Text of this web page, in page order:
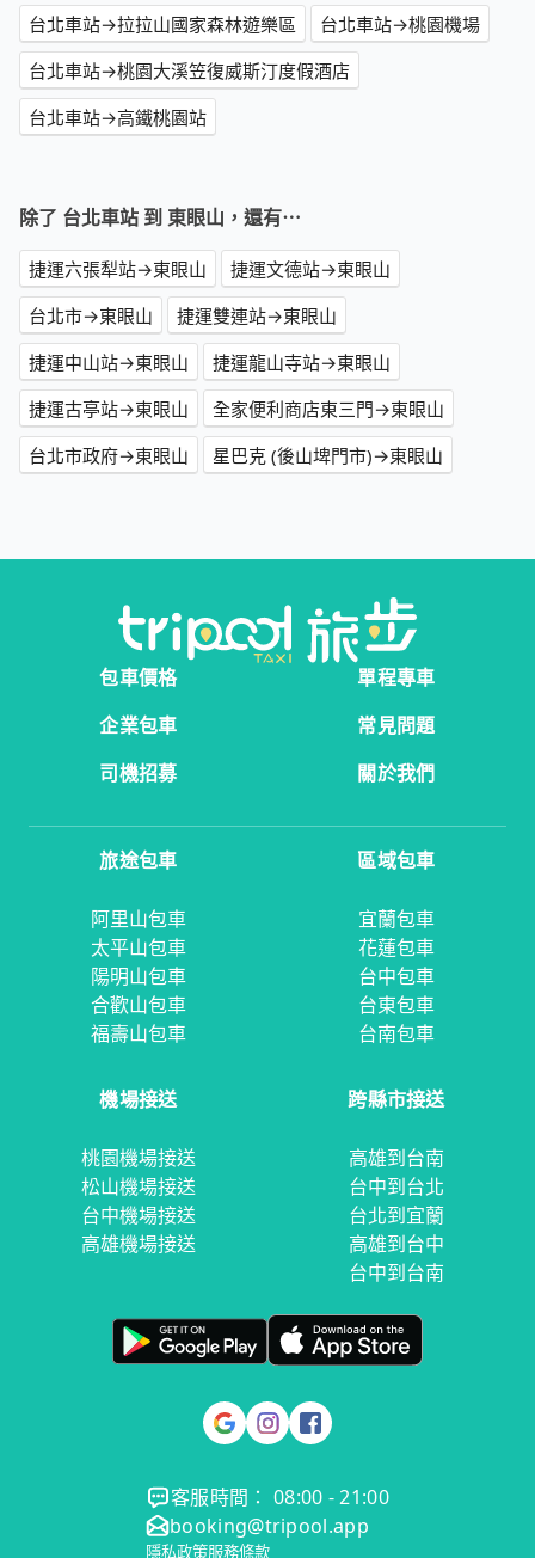
台北車站→拉拉山國家森林遊樂區
台北車站→桃園機場
台北車站→桃園大溪笠復威斯汀度假酒店
台北車站→高鐵桃園站
除了 台北車站 到 東眼山，還有⋯
捷運六張犁站→東眼山
捷運文德站→東眼山
台北市→東眼山
捷運雙連站→東眼山
捷運中山站→東眼山
捷運龍山寺站→東眼山
捷運古亭站→東眼山
全家便利商店東三門→東眼山
台北市政府→東眼山
星巴克 (後山埤門市)→東眼山
包車價格
單程專車
企業包車
常見問題
司機招募
關於我們
旅途包車
阿里山包車
太平山包車
陽明山包車
合歡山包車
福壽山包車
區域包車
宜蘭包車
花蓮包車
台中包車
台東包車
台南包車
機場接送
桃園機場接送
松山機場接送
台中機場接送
高雄機場接送
跨縣市接送
高雄到台南
台中到台北
台北到宜蘭
高雄到台中
台中到台南
客服時間： 08:00 - 21:00
booking@tripool.app
隱私政策服務條款